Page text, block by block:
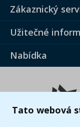
Tato webová
Zákaznický
Užitečné
Nabídka